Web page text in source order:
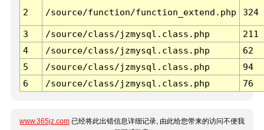
2 /source/function/function_extend.php 324
3 /source/class/jzmysql.class.php
211
4
/source/class/jzmysql.class.php
62
5
/source/class/jzmysql.class.php
94
6
/source/class/jzmysql.class.php 76
www.365jz.com 已经将此出错信息详细记录, 由此给您带来的访问不便我